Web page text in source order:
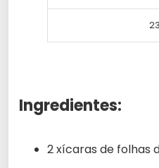
Ingredientes:
2 xícaras de folhas